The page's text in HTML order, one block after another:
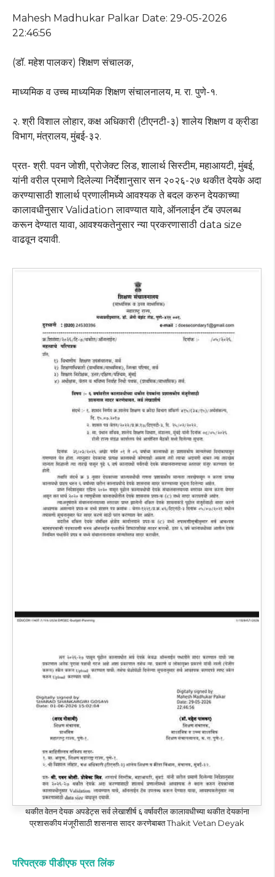
Mahesh Madhukar Palkar Date: 29-05-2026
22:46:56
(डॉ. महेश पालकर) शिक्षण संचालक,
माध्यमिक व उच्च माध्यमिक शिक्षण संचालनालय, म. रा. पुणे-१.
२. श्री विशाल लोहार, कक्ष अधिकारी (टीएनटी-३) शालेय शिक्षण व क्रीडा
विभाग, मंत्रालय, मुंबई-३२.
प्रत- श्री. पवन जोशी, प्रोजेक्ट लिड, शालार्थ सिस्टीम, महाआयटी, मुंबई,
यांनी वरील प्रमाणे दिलेल्या निर्देशानुसार सन २०२६-२७ थकीत देयके अदा
करण्यासाठी शालार्थ प्रणालीमध्ये आवश्यक ते बदल करुन देयकाच्या
कालावधीनुसार Validation लावण्यात यावे, ऑनलाईन टॅब उपलब्ध
करून देण्यात यावा, आवश्यकतेनुसार न्या प्रकरणासाठी data size
वाढवून दयावी.
थकीत वेतन देयक अपडेट्स सर्व लेखाशीर्ष ६ वर्षावरील कालावधीच्या थकीत देयकांना
प्रशासकीय मंजूरीसाठी शासनास सादर करणेबाबत Thakit Vetan Deyak
परिपत्रक पीडीएफ प्रत लिंक